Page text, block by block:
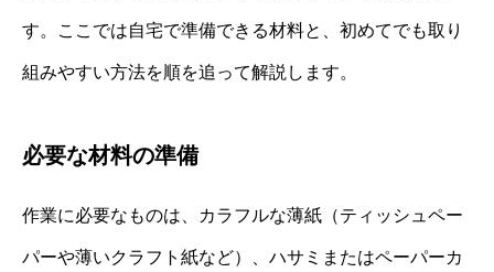
す。ここでは自宅で準備できる材料と、初めてでも取り
組みやすい方法を順を追って解説します。
必要な材料の準備
作業に必要なものは、カラフルな薄紙（ティッシュペー
パーや薄いクラフト紙など）、ハサミまたはペーパーカ